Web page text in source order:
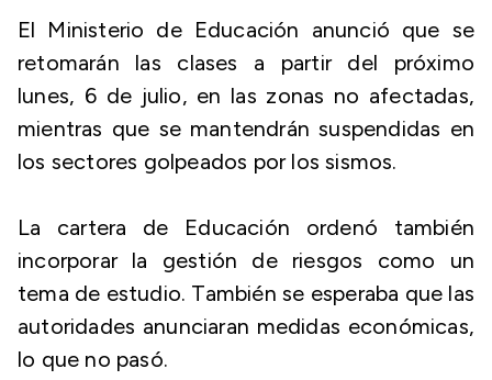
El Ministerio de Educación anunció que se
retomarán las clases a partir del próximo
lunes, 6 de julio, en las zonas no afectadas,
mientras que se mantendrán suspendidas en
los sectores golpeados por los sismos.
La cartera de Educación ordenó también
incorporar la gestión de riesgos como un
tema de estudio. También se esperaba que las
autoridades anunciaran medidas económicas,
lo que no pasó.